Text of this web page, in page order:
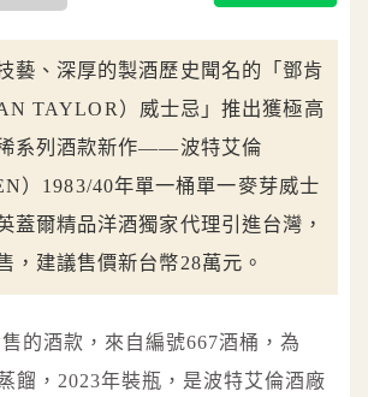
藝、深厚的製酒歷史聞名的「鄧肯
TAYLOR）威士忌」推出獲極高
系列酒款新作——波特艾倫
）1983/40年單一桶單一麥芽威士
蓋爾精品洋酒獨家代理引進台灣，
，建議售價新台幣28萬元。
的酒款，來自編號667酒桶，為
餾，2023年裝瓶，是波特艾倫酒廠